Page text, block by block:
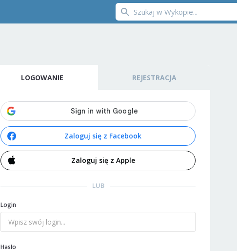
LOGOWANIE REJESTRACJA
Zaloguj się z Facebook
Zaloguj się z Apple
LUB
Login
Hasło